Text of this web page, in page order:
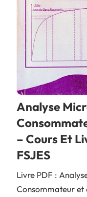
Analyse
– Cours Et
FSJES
Livre PDF :
Consommateur et